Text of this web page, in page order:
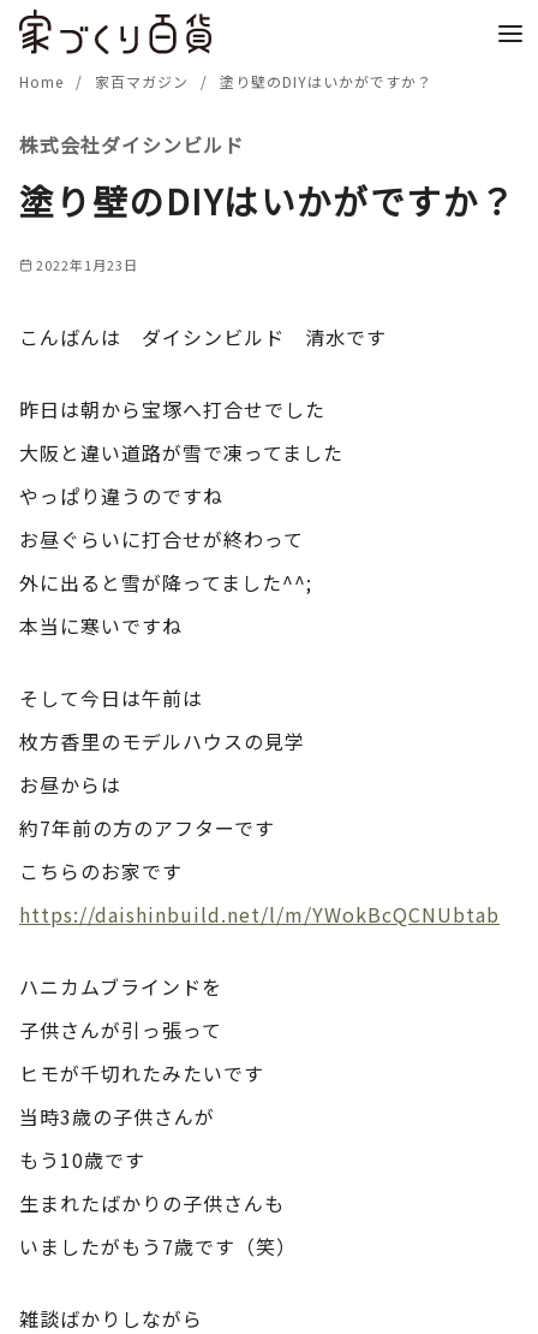
Home 家百マガジン 塗り壁のDIYはいかがですか？
株式会社ダイシンビルド
塗り壁のDIYはいかがですか？
2022年1月23日
こんばんは ダイシンビルド 清水です
昨日は朝から宝塚へ打合せでした
大阪と違い道路が雪で凍ってました
やっぱり違うのですね
お昼ぐらいに打合せが終わって
外に出ると雪が降ってました^^;
本当に寒いですね
そして今日は午前は
枚方香里のモデルハウスの見学
お昼からは
約7年前の方のアフターです
こちらのお家です
https://daishinbuild.net/l/m/YWokBcQCNUbtab
ハニカムブラインドを
子供さんが引っ張って
ヒモが千切れたみたいです
当時3歳の子供さんが
もう10歳です
生まれたばかりの子供さんも
いましたがもう7歳です（笑）
雑談ばかりしながら